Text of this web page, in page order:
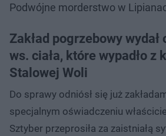
Podwójne morderstwo w
Zakład pogrzebowy
ws. ciała, które wypadło z
Stalowej Woli
Do sprawy odniósł się już
specjalnym oświadczeniu
Sztyber przeprosiła za zaistniałą